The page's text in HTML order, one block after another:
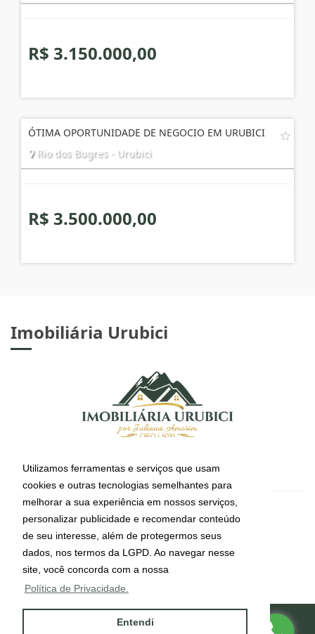
Utilizamos ferramentas e serviços que usam
cookies e outras tecnologias semelhantes para
melhorar a sua experiência em nossos serviços,
personalizar publicidade e recomendar conteúdo
de seu interesse, além de protegermos seus
dados, nos termos da LGPD. Ao navegar nesse
site, você concorda com a nossa
Política de Privacidade.
Entendi
R$ 3.150.000,00
ÓTIMA OPORTUNIDADE DE NEGOCIO EM URUBICI
Rio dos Bugres - Urubici
R$ 3.500.000,00
Imobiliária Urubici
CRECI: J-6095
Informações de Contato
(49) 99112-4491
ImóvelOffice© - Todos os direitos reservados